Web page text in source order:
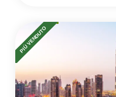
PIÙ VENDUTO